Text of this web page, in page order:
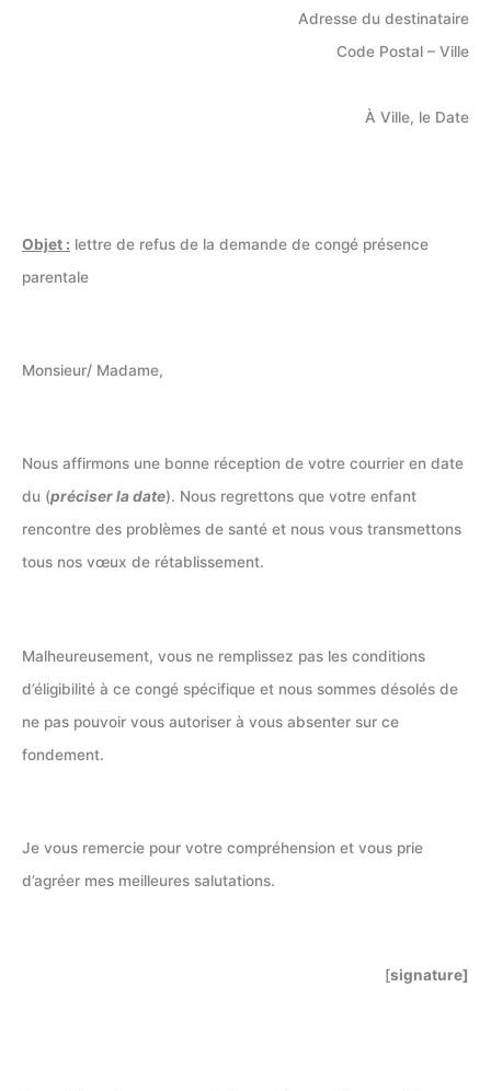
Adresse du destinataire
Code Postal – Ville
À Ville, le Date
Objet : lettre de refus de la demande de congé présence
parentale
Monsieur/ Madame,
Nous affirmons une bonne réception de votre courrier en date
du (préciser la date). Nous regrettons que votre enfant
rencontre des problèmes de santé et nous vous transmettons
tous nos vœux de rétablissement.
Malheureusement, vous ne remplissez pas les conditions
d’éligibilité à ce congé spécifique et nous sommes désolés de
ne pas pouvoir vous autoriser à vous absenter sur ce
fondement.
Je vous remercie pour votre compréhension et vous prie
d’agréer mes meilleures salutations.
[signature]